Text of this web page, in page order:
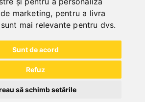
marketing, pentru a livra
mai relevante pentru dvs.
Sunt de acord
Refuz
să schimb setările